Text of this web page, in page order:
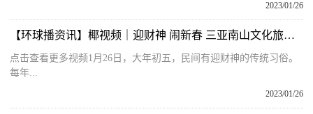
2023/01/26
【环球播资讯】椰视频｜迎财神 闹新春 三亚南山文化旅游区迎客流高峰
点击查看更多视频1月26日，大年初五，民间有迎财神的传统习俗。
每年...
2023/01/26